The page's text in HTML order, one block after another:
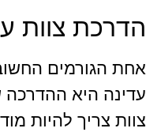
הדרכת צוות
אחת הגורמים
עדינה היא ההדרכה
צוות צריך להיות